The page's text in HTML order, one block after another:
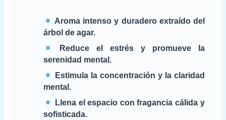
Aroma intenso y duradero extraído del
árbol de agar.
Reduce el estrés y promueve la
serenidad mental.
Estimula la concentración y la claridad
mental.
Llena el espacio con fragancia cálida y
sofisticada.